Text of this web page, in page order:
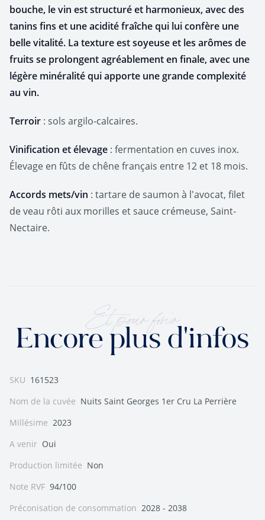
bouche, le vin est structuré et harmonieux, avec des
tanins fins et une acidité fraîche qui lui confère une
belle vitalité. La texture est soyeuse et les arômes de
fruits se prolongent agréablement en finale, avec une
légère minéralité qui apporte une grande complexité
au vin.
Terroir : sols argilo-calcaires.
Vinification et élevage : fermentation en cuves inox.
Élevage en fûts de chêne français entre 12 et 18 mois.
Accords mets/vin : tartare de saumon à l'avocat, filet
de veau rôti aux morilles et sauce crémeuse, Saint-
Nectaire.
Et pour finir
Encore plus d'infos
SKU 161523
Nom de la cuvée Nuits Saint Georges 1er Cru La Perrière
Millésime 2023
A venir Oui
Production limitée Non
Note RVF 94/100
Préconisation de consommation 2028 - 2038